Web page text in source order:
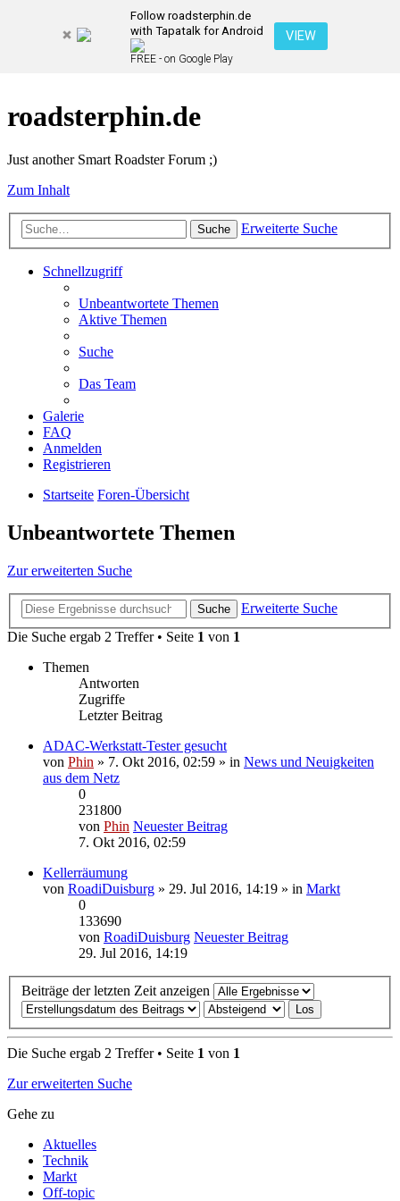
Follow roadsterphin.de
with Tapatalk for Android
FREE - on Google Play
VIEW
roadsterphin.de
Just another Smart Roadster Forum ;)
Zum Inhalt
Suche Erweiterte Suche
Schnellzugriff
Unbeantwortete Themen
Aktive Themen
Suche
Das Team
Galerie
FAQ
Anmelden
Registrieren
Startseite Foren-Übersicht
Unbeantwortete Themen
Zur erweiterten Suche
Suche
Erweiterte Suche
Die Suche ergab 2 Treffer • Seite 1 von 1
Themen
Antworten
Zugriffe
Letzter Beitrag
ADAC-Werkstatt-Tester gesucht
von Phin » 7. Okt 2016, 02:59 » in News und Neuigkeiten
aus dem Netz
0
231800
von Phin Neuester Beitrag
7. Okt 2016, 02:59
Kellerräumung
von RoadiDuisburg » 29. Jul 2016, 14:19 » in Markt
0
133690
von RoadiDuisburg Neuester Beitrag
29. Jul 2016, 14:19
Beiträge der letzten Zeit anzeigen
Die Suche ergab 2 Treffer • Seite 1 von 1
Zur erweiterten Suche
Gehe zu
Aktuelles
Technik
Markt
Off-topic